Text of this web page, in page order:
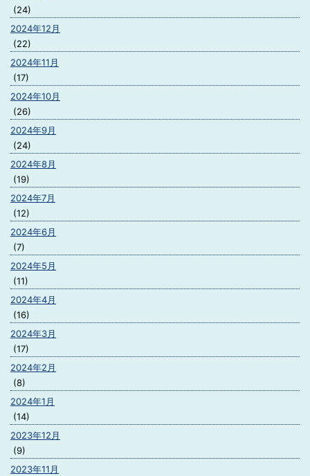
(24)
2024年12月
(22)
2024年11月
(17)
2024年10月
(26)
2024年9月
(24)
2024年8月
(19)
2024年7月
(12)
2024年6月
(7)
2024年5月
(11)
2024年4月
(16)
2024年3月
(17)
2024年2月
(8)
2024年1月
(14)
2023年12月
(9)
2023年11月